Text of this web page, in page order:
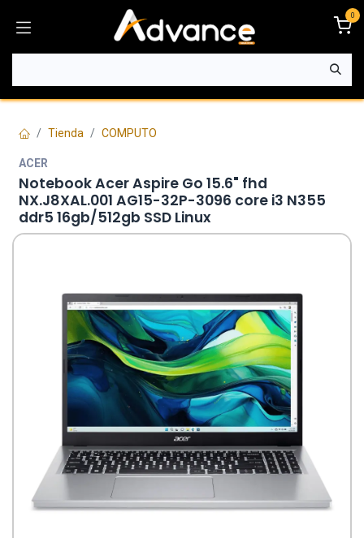
0
Tienda COMPUTO
ACER
Notebook Acer Aspire Go 15.6" fhd
NX.J8XAL.001 AG15-32P-3096 core i3 N355
ddr5 16gb/512gb SSD Linux